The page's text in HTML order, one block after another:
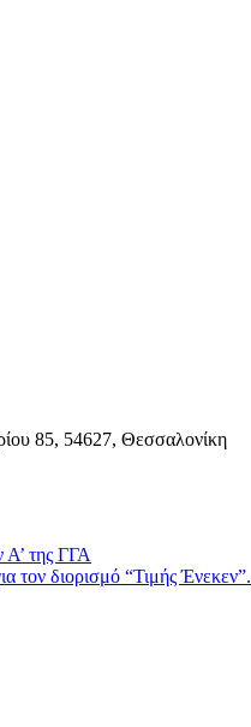
85, 54627, Θεσσαλονίκη
Α’ της ΓΓΑ
τον διορισμό “Τιμής Ένεκεν”.